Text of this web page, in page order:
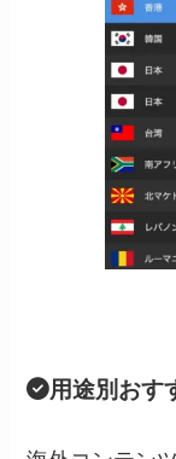
用途別おす